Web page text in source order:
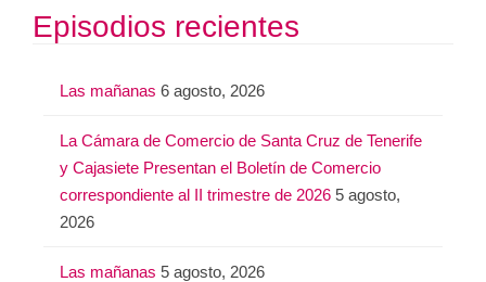
Episodios recientes
Las mañanas 6 agosto, 2026
La Cámara de Comercio de Santa Cruz de Tenerife
y Cajasiete Presentan el Boletín de Comercio
correspondiente al II trimestre de 2026 5 agosto,
2026
Las mañanas 5 agosto, 2026